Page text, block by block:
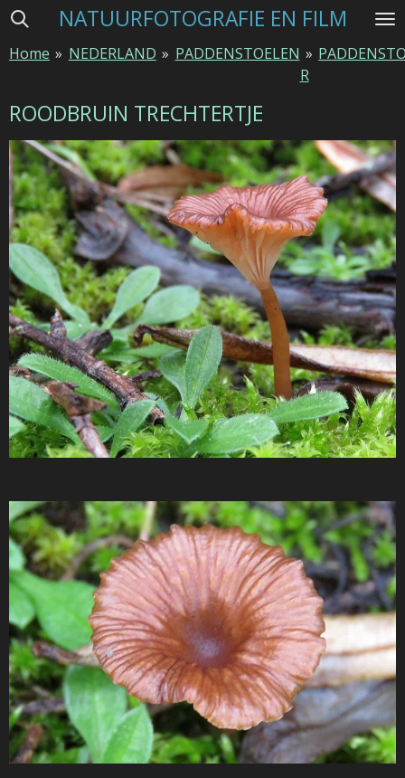
Ga
naar
hoofdinhoud
NATUURFOTOGRAFIE EN FILM
Home » NEDERLAND » PADDENSTOELEN »
R
ROODBRUIN TRECHTERTJE